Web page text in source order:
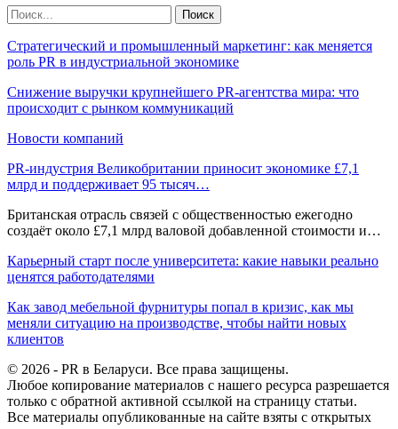
Стратегический и промышленный маркетинг: как меняется
роль PR в индустриальной экономике
Снижение выручки крупнейшего PR-агентства мира: что
происходит с рынком коммуникаций
Новости компаний
PR-индустрия Великобритании приносит экономике £7,1
млрд и поддерживает 95 тысяч…
Британская отрасль связей с общественностью ежегодно
создаёт около £7,1 млрд валовой добавленной стоимости и…
Карьерный старт после университета: какие навыки реально
ценятся работодателями
Как завод мебельной фурнитуры попал в кризис, как мы
меняли ситуацию на производстве, чтобы найти новых
клиентов
© 2026 - PR в Беларуси. Все права защищены.
Любое копирование материалов с нашего ресурса разрешается
только с обратной активной ссылкой на страницу статьи.
Все материалы опубликованные на сайте взяты с открытых